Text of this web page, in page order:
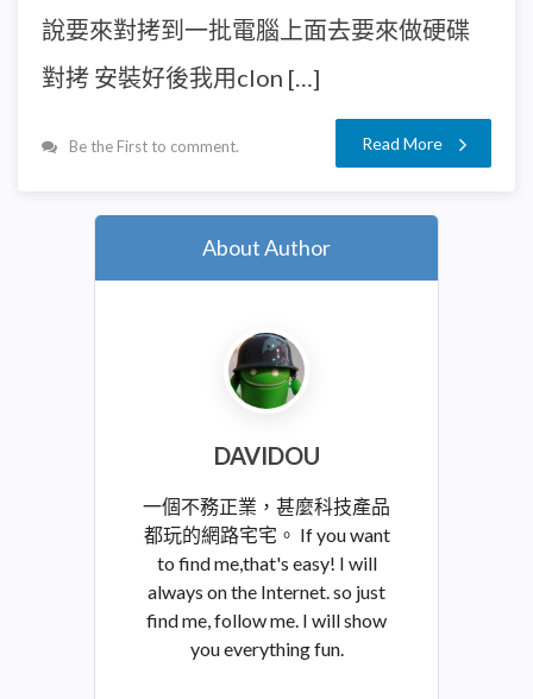
說要來對拷到一批電腦上面去要來做硬碟
對拷 安裝好後我用clon […]
Be the First to comment. Read More
About Author
DAVIDOU
一個不務正業，甚麼科技產品
都玩的網路宅宅。 If you want
to find me,that's easy! I will
always on the Internet. so just
find me, follow me. I will show
you everything fun.